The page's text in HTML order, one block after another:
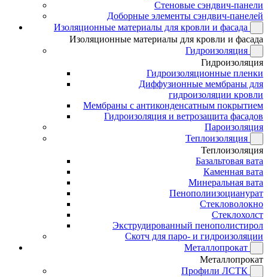
Стеновые сэндвич-панели
Доборные элементы сэндвич-панелей
Изоляционные материалы для кровли и фасада
Изоляционные материалы для кровли и фасада
Гидроизоляция
Гидроизоляция
Гидроизоляционные пленки
Диффузионные мембраны для
гидроизоляции кровли
Мембраны с антиконденсатным покрытием
Гидроизоляция и ветрозащита фасадов
Пароизоляция
Теплоизоляция
Теплоизоляция
Базальтовая вата
Каменная вата
Минеральная вата
Пенополиизоцианурат
Стекловолокно
Стеклохолст
Экструдированный пенополистирол
Скотч для паро- и гидроизоляции
Металлопрокат
Металлопрокат
Профили ЛСТК